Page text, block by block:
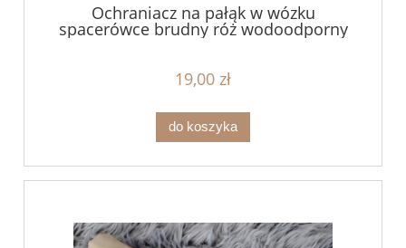
Ochraniacz na pałąk w wózku
spacerówce brudny róż wodoodporny
19,00 zł
do koszyka